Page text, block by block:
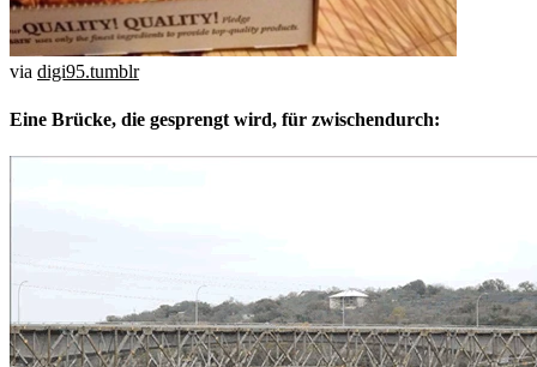
via digi95.tumblr
Eine Brücke, die gesprengt wird, für zwischendurch: